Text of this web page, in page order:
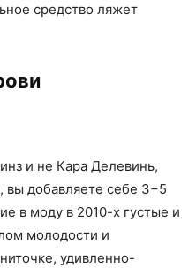
средство ляжет
и не Кара Делевинь,
вы добавляете себе 3−5
в моду в 2010-х густые и
молодости и
удивленно-